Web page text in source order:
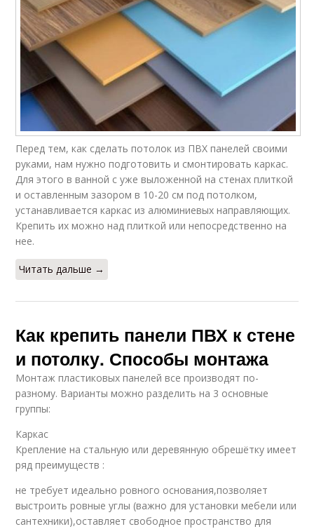
Перед тем, как сделать потолок из ПВХ панелей своими
руками, нам нужно подготовить и смонтировать каркас.
Для этого в ванной с уже выложенной на стенах плиткой
и оставленным зазором в 10-20 см под потолком,
устанавливается каркас из алюминиевых направляющих.
Крепить их можно над плиткой или непосредственно на
нее.
Читать дальше →
Как крепить панели ПВХ к стене
и потолку. Способы монтажа
Монтаж пластиковых панелей все производят по-
разному. Варианты можно разделить на 3 основные
группы:
Каркас
Крепление на стальную или деревянную обрешётку имеет
ряд преимуществ :
не требует идеально ровного основания,позволяет
выстроить ровные углы (важно для установки мебели или
сантехники),оставляет свободное пространство для